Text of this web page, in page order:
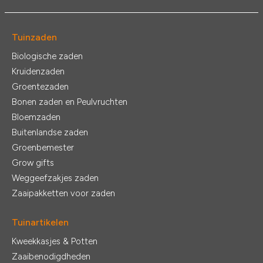
Tuinzaden
Biologische zaden
Kruidenzaden
Groentezaden
Bonen zaden en Peulvruchten
Bloemzaden
Buitenlandse zaden
Groenbemester
Grow gifts
Weggeefzakjes zaden
Zaaipakketten voor zaden
Tuinartikelen
Kweekkasjes & Potten
Zaaibenodigdheden